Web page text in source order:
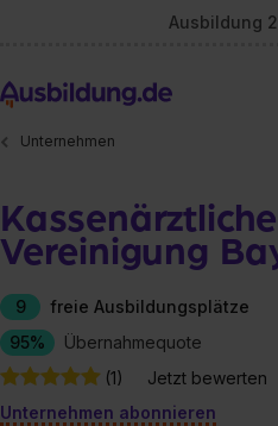
Ausbildung
Unternehmen
Kassenärztliche
Vereinigung
9
freie Ausbildungsplätze
95%
Übernahmequote
(1)
Jetzt bewerten
Unternehmen abonnieren